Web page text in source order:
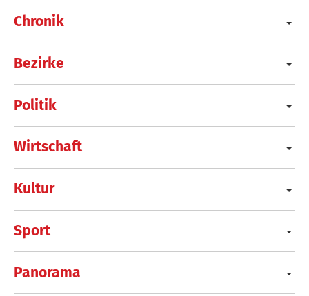
Chronik
Bezirke
Politik
Wirtschaft
Kultur
Sport
Panorama